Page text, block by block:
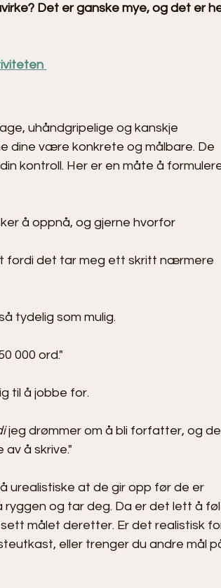
Det er ganske mye, og det er
uhåndgripelige og kanskje
dine være konkrete og målbare. De
kontroll. Her er en måte å
å oppnå, og gjerne hvorfor
fordi det tar meg ett skritt nærmere
tydelig som mulig.
000 ord."
til å jobbe for.
jeg drømmer om å bli forfatter, og
å skrive."
urealistiske at de gir opp før de er
og tar deg. Da er det lett å
målet deretter. Er det realistisk
eller trenger du andre mål